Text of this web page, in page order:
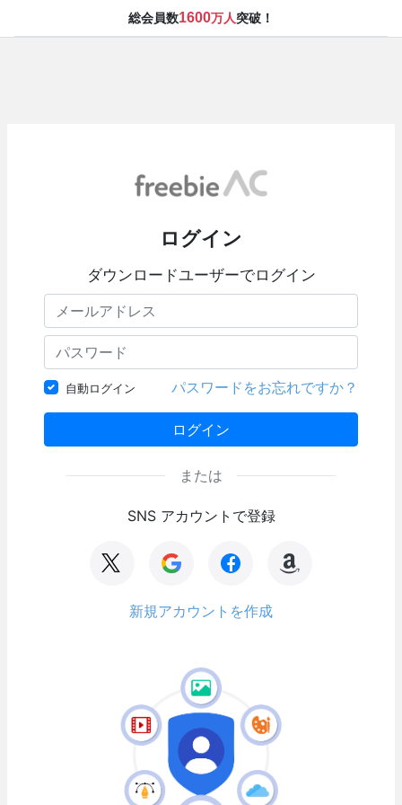
総会員数1600万人突破！
ログイン
ダウンロードユーザーでログイン
自動ログイン パスワードをお忘れですか？
ログイン
または
SNS アカウントで登録
新規アカウントを作成